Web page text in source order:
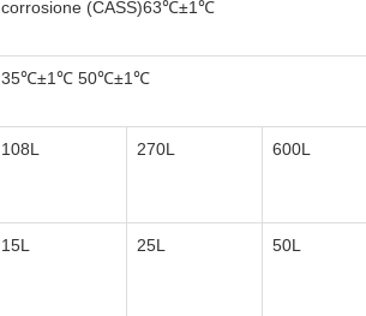
corrosione (CASS)63℃±1℃
35℃±1℃ 50℃±1℃
108L 270L 600L
15L 25L 50L